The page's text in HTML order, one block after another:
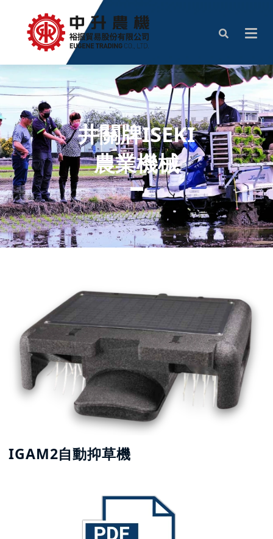
井關牌ISEKI
農業機械
▬
IGAM2自動抑草機